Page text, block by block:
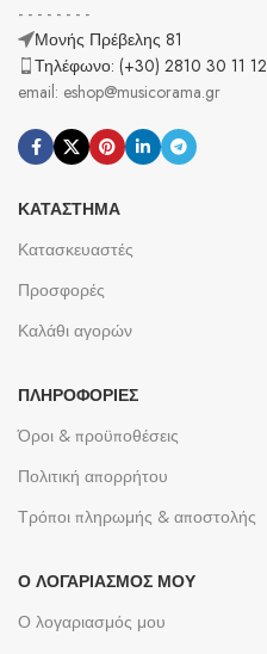
- - - - - - - -
Μονής Πρέβελης 81
Τηλέφωνο: (+30) 2810 30 11 12
email: eshop@musicorama.gr
ΚΑΤΆΣΤΗΜΑ
Κατασκευαστές
Προσφορές
Καλάθι αγορών
ΠΛΗΡΟΦΟΡΊΕΣ
Όροι & προϋποθέσεις
Πολιτική απορρήτου
Τρόποι πληρωμής & αποστολής
Ο ΛΟΓΑΡΙΑΣΜΌΣ ΜΟΥ
Ο λογαριασμός μου